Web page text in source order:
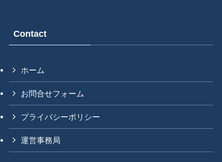
Contact
ホーム
お問合せフォーム
プライバシーポリシー
運営事務局